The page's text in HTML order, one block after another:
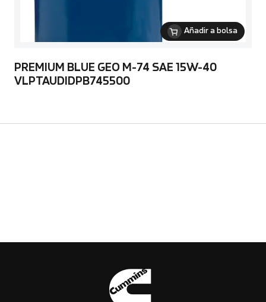
Añadir a bolsa
PREMIUM BLUE GEO M-74 SAE 15W-40
VLPTAUDIDPB745500